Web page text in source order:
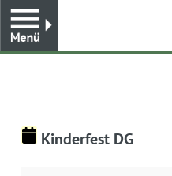
Kinderfest DG